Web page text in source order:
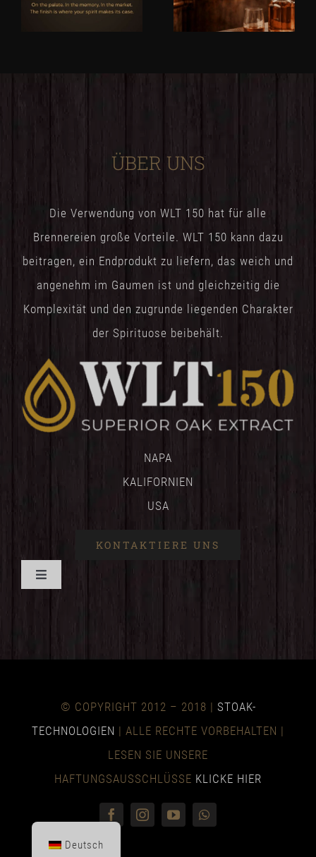
ÜBER UNS
Die Verwendung von WLT 150 hat für alle
Brennereien große Vorteile. WLT 150 kann dazu
beitragen, ein Endprodukt zu liefern, das weich und
angenehm im Gaumen ist und gleichzeitig die
Komplexität und den zugrunde liegenden Charakter
der Spirituose beibehält.
NAPA
KALIFORNIEN
USA
KONTAKTIERE UNS
Navigation
VORTEILE
NACHRICHT
© COPYRIGHT 2012 – 2018 | STOAK-
TECHNOLOGIEN | ALLE RECHTE VORBEHALTEN |
LESEN SIE UNSERE
HAFTUNGSAUSSCHLÜSSE KLICKE HIER
Deutsch